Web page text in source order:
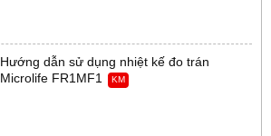
Hướng dẫn sử dụng nhiệt kế đo trán
Microlife FR1MF1
KM